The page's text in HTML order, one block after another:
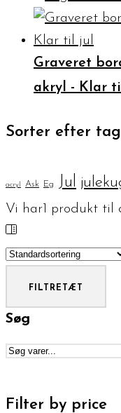
Graveret
akryl - Klar
Sorter efter
acryl Ask Eg Jul
Vi har1 produkt til
FILTRE TÆT
Søg
Filter by price